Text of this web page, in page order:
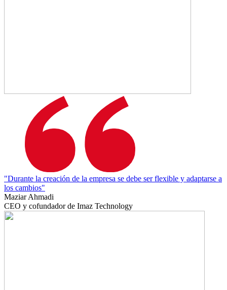
"Durante la creación de la empresa se debe ser flexible y adaptarse a
los cambios"
Maziar Ahmadi
CEO y cofundador de Imaz Technology